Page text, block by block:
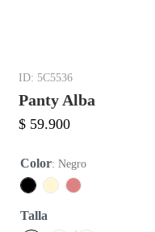
: 5C5536
Panty Alba
$ 59.900
Color: Negro
Talla